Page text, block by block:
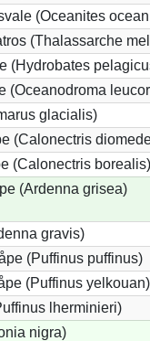
(Oceanites
(Thalassarche
(Hydrobates
(Oceanodroma
glacialis)
(Calonectris
(Calonectris borealis)
(Ardenna grisea)
gravis)
(Puffinus puffinus)
(Puffinus yelkouan)
lherminieri)
nigra)